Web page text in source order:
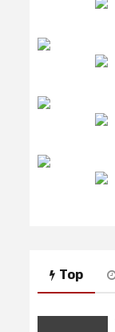
Top